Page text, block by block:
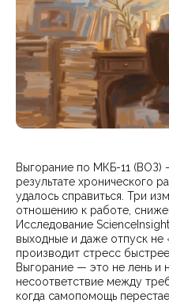
Выгорание по МКБ-11
результате хронического
удалось справиться. Три
отношению к работе,
Исследование
выходные и даже отпуск не
производит стресс
Выгорание — это не лень и
несоответствие между
когда самопомощь